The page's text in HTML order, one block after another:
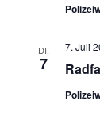
DI.
7
7. Juli